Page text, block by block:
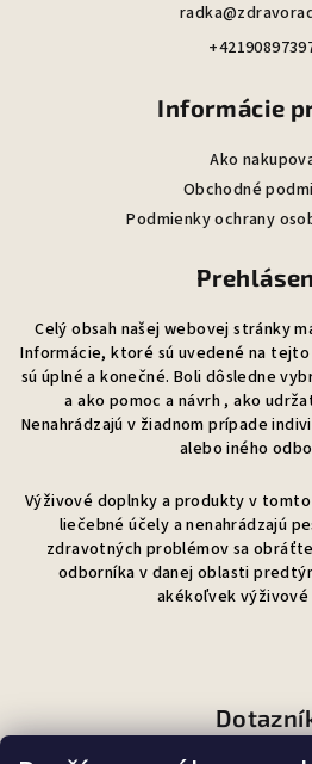
Informácie
Ako
Obchodné
Podmienky ochrany
Celý obsah našej webovej stránky
Informácie, ktoré sú uvedené na
sú úplné a konečné. Boli dôsledne
a ako pomoc a návrh , ako
Nenahrádzajú v žiadnom prípade
alebo iného
Výživové doplnky a produkty v
liečebné účely a nenahrádzajú
zdravotných problémov sa
odborníka v danej oblasti
akékoľvek výživové